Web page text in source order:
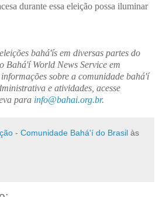
durante essa eleição possa iluminar
bahá'ís em diversas partes do
Bahá'í World News Service em
sobre a comunidade bahá'í
e atividades, acesse
para info@bahai.org.br.
- Comunidade Bahá'í do Brasil às